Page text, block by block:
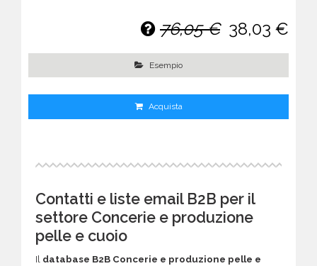
76,05 € 38,03 €
Esempio
Acquista
Contatti e liste email B2B per il
settore Concerie e produzione
pelle e cuoio
Il database B2B Concerie e produzione pelle e